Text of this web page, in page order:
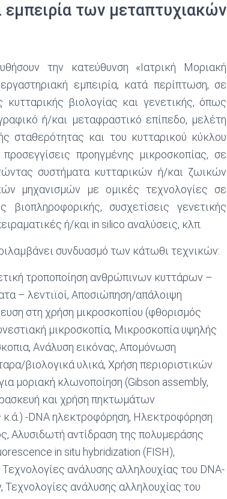
των μεταπτυχιακών
την κατεύθυνση «Ιατρική Μοριακή
εμπειρία, κατά περίπτωση, σε
βιολογίας και γενετικής, όπως
ή/και μεταφραστικό επίπεδο, μελέτη
σταθερότητας και του κυτταρικού κύκλου
προηγμένης μικροσκοπίας, σε
συστήματα κυτταρικών ή/και ζωικών
μηχανισμών με ομικές τεχνολογίες σε
βιοπληροφορικής, συσχετίσεις γενετικής
ή/και in silico αναλύσεις, κλπ.
συνδυασμό των κάτωθι τεχνικών:
τροποποίηση ανθρώπινων κυττάρων –
– λεντιϊοί, Αποσιώπηση/απάλοιψη
στη χρήση μικροσκοπίου (φθορισμός
μικροσκοπία, Μικροσκοπία υψηλής
Ανάλυση εικόνας, Απομόνωση
βιολογικά υλικά, Χρήση περιοριστικών
μοριακή κλωνοποίηση (Gibson assembly,
και χρήση πηκτωμάτων
-DNA ηλεκτροφόρηση, Ηλεκτροφόρηση
Aλυσιδωτή αντίδραση της πολυμεράσης
in situ hybridization (FISH),
ανάλυσης αλληλουχίας του DNA-
ανάλυσης αλληλουχίας του